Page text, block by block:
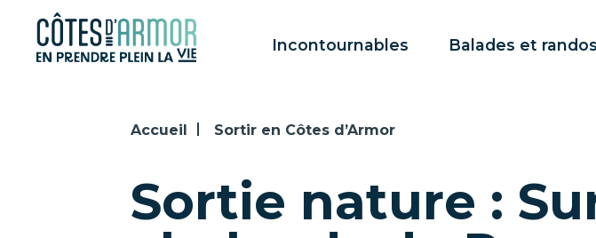
Panneau de gestion des cookies
Incontournables Balades et randos
Accueil Sortir en Côtes d’Armor
Sortie nature :